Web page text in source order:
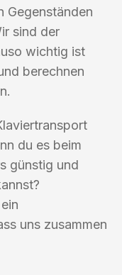
Gegenständen
sind der
wichtig ist
berechnen
du es beim
günstig und
uns zusammen